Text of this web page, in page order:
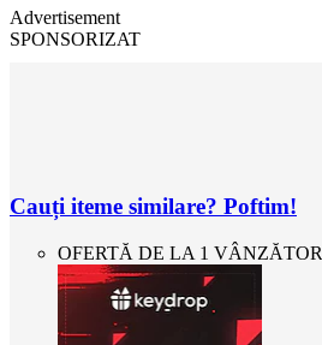
Advertisement
SPONSORIZAT
Cauți iteme similare? Poftim!
OFERTĂ DE LA 1 VÂNZĂTOR